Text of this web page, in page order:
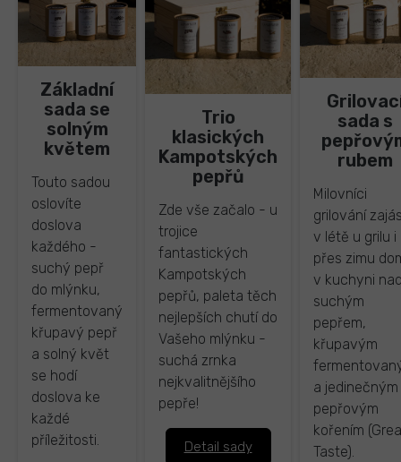
Základní
sada se
solným
květem
Touto sadou
oslovíte
doslova
každého -
suchý pepř
do mlýnku,
fermentovaný
křupavý pepř
a solný květ
se hodí
doslova ke
každé
příležitosti.
Trio
klasických
Kampotských
pepřů
Zde vše začalo - u
trojice
fantastických
Kampotských
pepřů, paleta těch
nejlepších chutí do
Vašeho mlýnku -
suchá zrnka
nejkvalitnějšího
pepře!
Detail sady
sada s
rubem
Milovníci
grilování
v létě u grilu i
přes zimu
v kuchyni
suchým
pepřem,
křupavým
a jedinečným
pepřovým
kořením
Taste).